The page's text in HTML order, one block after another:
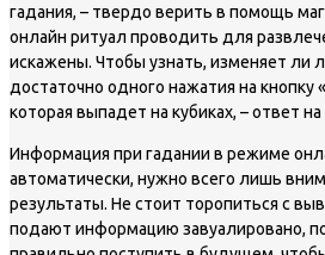
гадания, – твердо верить в помощь
онлайн ритуал проводить для
искажены. Чтобы узнать, изменяет ли
достаточно одного нажатия на кнопку
которая выпадет на кубиках, – ответ
Информация при гадании в режиме
автоматически, нужно всего лишь
результаты. Не стоит торопиться с
подают информацию завуалировано,